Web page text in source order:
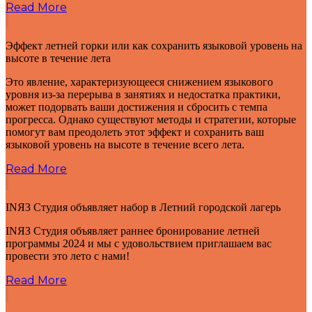
Read More
Эффект летней горки или как сохранить языковой уровень на
высоте в течение лета
Это явление, характеризующееся снижением языкового
уровня из-за перерыва в занятиях и недостатка практики,
может подорвать ваши достижения и сбросить с темпа
прогресса. Однако существуют методы и стратегии, которые
помогут вам преодолеть этот эффект и сохранить ваш
языковой уровень на высоте в течение всего лета.
Read More
INЯЗ Студия объявляет набор в Летний городской лагерь
INЯЗ Студия объявляет раннее бронирование летней
программы 2024 и мы с удовольствием приглашаем вас
провести это лето с нами!
Read More